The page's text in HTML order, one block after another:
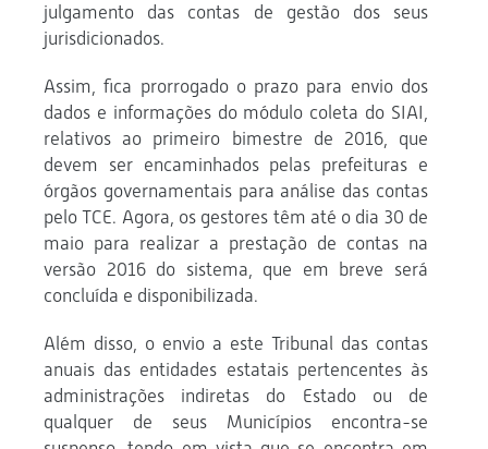
julgamento das contas de gestão dos seus
jurisdicionados.
Assim, fica prorrogado o prazo para envio dos
dados e informações do módulo coleta do SIAI,
relativos ao primeiro bimestre de 2016, que
devem ser encaminhados pelas prefeituras e
órgãos governamentais para análise das contas
pelo TCE. Agora, os gestores têm até o dia 30 de
maio para realizar a prestação de contas na
versão 2016 do sistema, que em breve será
concluída e disponibilizada.
Além disso, o envio a este Tribunal das contas
anuais das entidades estatais pertencentes às
administrações indiretas do Estado ou de
qualquer de seus Municípios encontra-se